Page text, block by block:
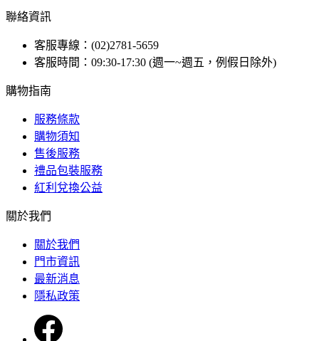
聯絡資訊
客服專線：(02)2781-5659
客服時間：09:30-17:30 (週一~週五，例假日除外)
購物指南
服務條款
購物須知
售後服務
禮品包裝服務
紅利兌換公益
關於我們
關於我們
門市資訊
最新消息
隱私政策